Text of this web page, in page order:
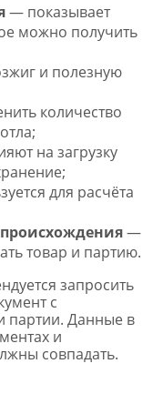
— показывает
можно получить
и полезную
количество
на загрузку
для расчёта
—
товар и партию.
запросить
с
партии. Данные в
и
совпадать.